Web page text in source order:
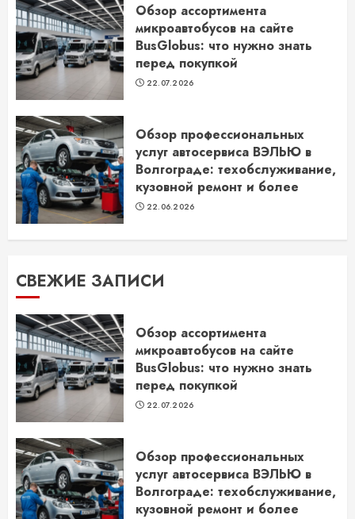
Обзор ассортимента
микроавтобусов на сайте
BusGlobus: что нужно знать
перед покупкой
22.07.2026
Обзор профессиональных
услуг автосервиса ВЭЛЬЮ в
Волгограде: техобслуживание,
кузовной ремонт и более
22.06.2026
СВЕЖИЕ ЗАПИСИ
Обзор ассортимента
микроавтобусов на сайте
BusGlobus: что нужно знать
перед покупкой
22.07.2026
Обзор профессиональных
услуг автосервиса ВЭЛЬЮ в
Волгограде: техобслуживание,
кузовной ремонт и более